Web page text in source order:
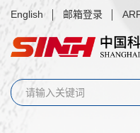
English 邮箱登录